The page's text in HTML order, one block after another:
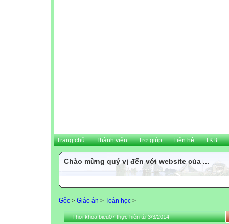
Trang chủ Thành viên Trợ giúp Liên hệ TKB
Chào mừng quý vị đến với website của ...
Gốc > Giáo án > Toán học >
Thơi khoa bieu07 thực hiên từ 3/3/2014